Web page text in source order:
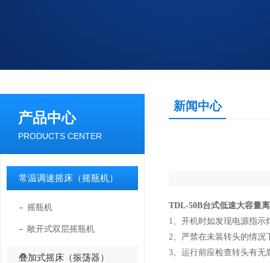
产品中心
PRODUCTS CENTER
常温调速摇床（摇瓶机）
摇瓶机
敞开式双层摇瓶机
叠加式摇床（振荡器）
新闻中心
TDL-50B台式低速大容量
1、开机时如发现电源指示
2、严禁在未装转头的情况
3、运行前应检查转头有无